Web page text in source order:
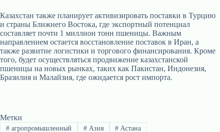
Казахстан также планирует активизировать поставки в Турцию
и страны Ближнего Востока, где экспортный потенциал
составляет почти 1 миллион тонн пшеницы. Важным
направлением остается восстановление поставок в Иран, а
также развитие логистики и торгового финансирования. Кроме
того, будет осуществляться продвижение казахстанской
пшеницы на новых рынках, таких как Пакистан, Индонезия,
Бразилия и Малайзия, где ожидается рост импорта.
Метки
#агропромышленный #Азия # Астана